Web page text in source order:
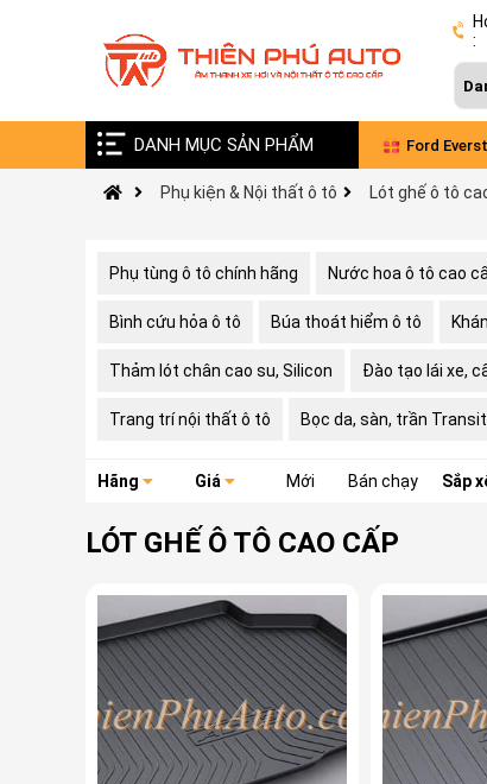
:
DANH MỤC SẢN PHẨM
Combo nâng cấp âm thanh Alpine Nhật cho
xe VinFast Limo Green
Ford
diện
Phụ kiện & Nội thất ô tô Lót ghế ô tô
Phụ tùng ô tô chính hãng Nước hoa ô tô cao
Bình cứu hỏa ô tô Búa thoát hiểm ô tô
Thảm lót chân cao su, Silicon Đào tạo lái xe,
Trang trí nội thất ô tô Bọc da, sàn, trần Transit
Hãng Giá Mới Bán chạy Sắp
LÓT GHẾ Ô TÔ CAO CẤP